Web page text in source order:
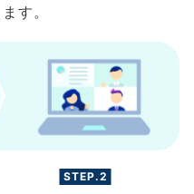
す。
STEP.2